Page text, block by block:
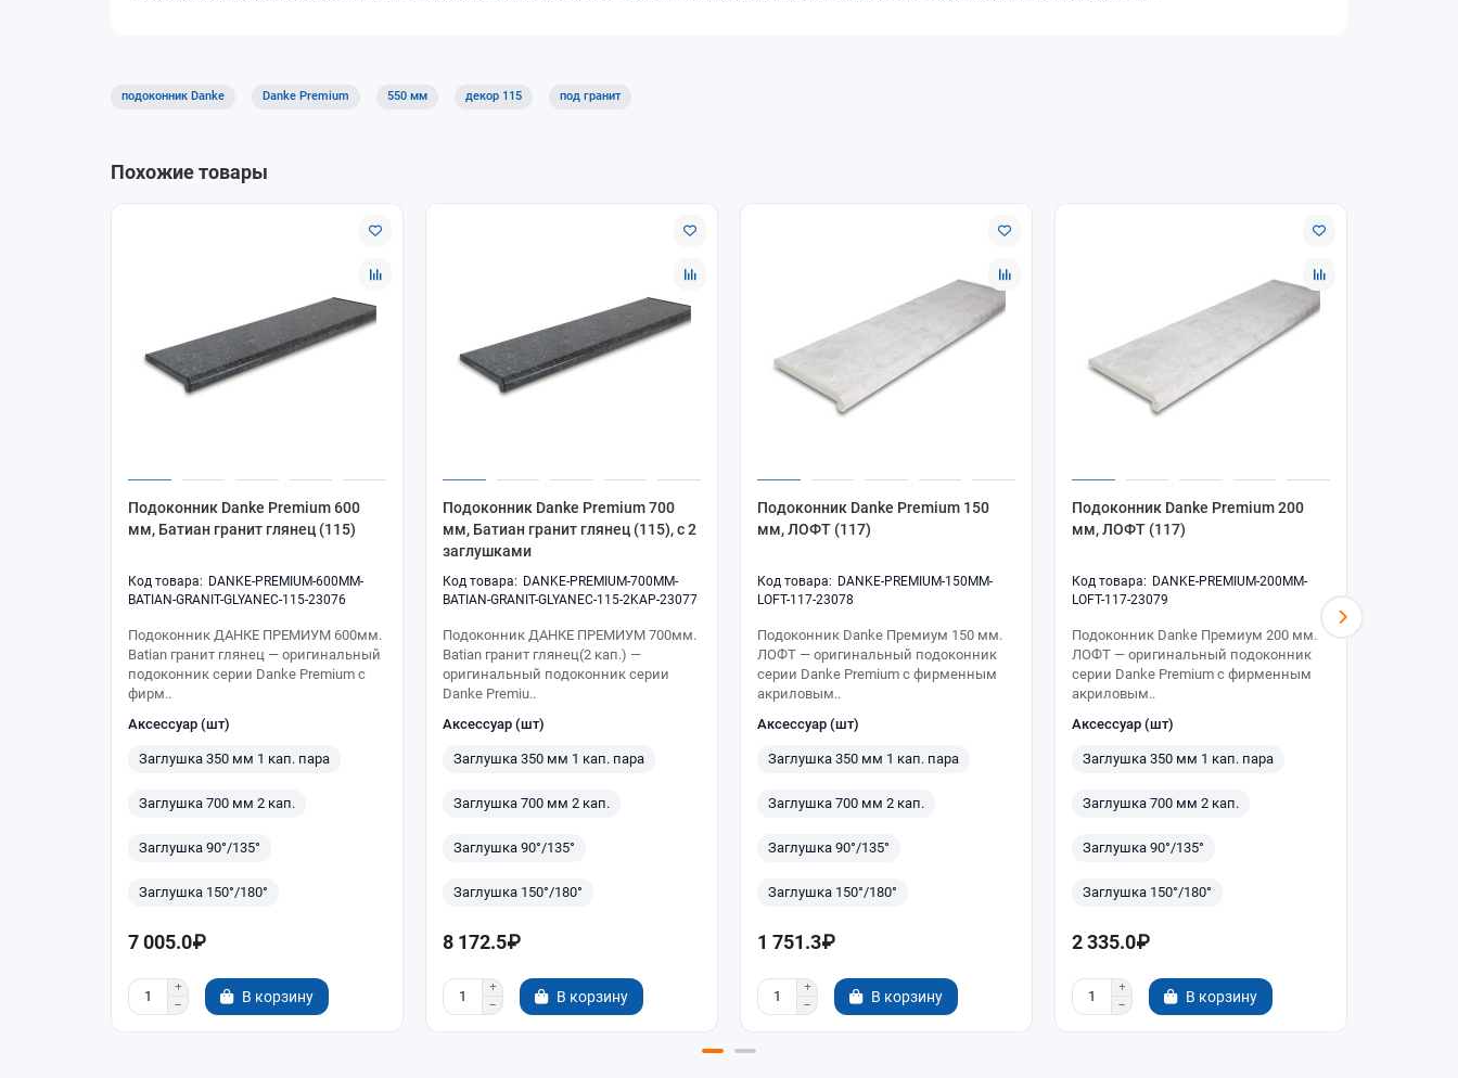
подоконник Danke Danke Premium 550 мм декор 115 под гранит
Похожие товары
Подоконник Danke Premium 600
мм, Батиан гранит глянец (115)
DANKE-PREMIUM-600MM-
BATIAN-GRANIT-GLYANEC-115-23076
Подоконник ДАНКЕ ПРЕМИУМ 600мм.
Batian гранит глянец — оригинальный
подоконник серии Danke Premium с
фирм..
Аксессуар (шт)
Заглушка 350 мм 1 кап. пара
Заглушка 700 мм 2 кап.
Заглушка 90°/135°
Заглушка 150°/180°
7 005.0₽
В корзину
Подоконник Danke Premium 700
мм, Батиан гранит глянец (115), с 2
заглушками
DANKE-PREMIUM-700MM-
BATIAN-GRANIT-GLYANEC-115-2KAP-23077
Подоконник ДАНКЕ ПРЕМИУМ 700мм.
Batian гранит глянец(2 кап.) —
оригинальный подоконник серии
Danke Premiu..
Аксессуар (шт)
Заглушка 350 мм 1 кап. пара
Заглушка 700 мм 2 кап.
Заглушка 90°/135°
Заглушка 150°/180°
8 172.5₽
В корзину
Подоконник Danke Premium 150
мм, ЛОФТ (117)
DANKE-PREMIUM-150MM-
LOFT-117-23078
Подоконник Danke Премиум 150 мм.
ЛОФТ — оригинальный подоконник
серии Danke Premium с фирменным
акриловым..
Аксессуар (шт)
Заглушка 350 мм 1 кап. пара
Заглушка 700 мм 2 кап.
Заглушка 90°/135°
Заглушка 150°/180°
1 751.3₽
В корзину
Подоконник Danke Premium 200
мм, ЛОФТ (117)
DANKE-PREMIUM-200MM-
LOFT-117-23079
Подоконник Danke Премиум 200 мм.
ЛОФТ — оригинальный подоконник
серии Danke Premium с фирменным
акриловым..
Аксессуар (шт)
Заглушка 350 мм 1 кап. пара
Заглушка 700 мм 2 кап.
Заглушка 90°/135°
Заглушка 150°/180°
2 335.0₽
В корзину